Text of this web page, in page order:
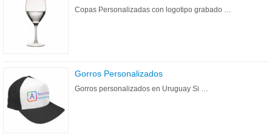
Copas Personalizadas con logotipo grabado …
Gorros Personalizados
Gorros personalizados en Uruguay Si …